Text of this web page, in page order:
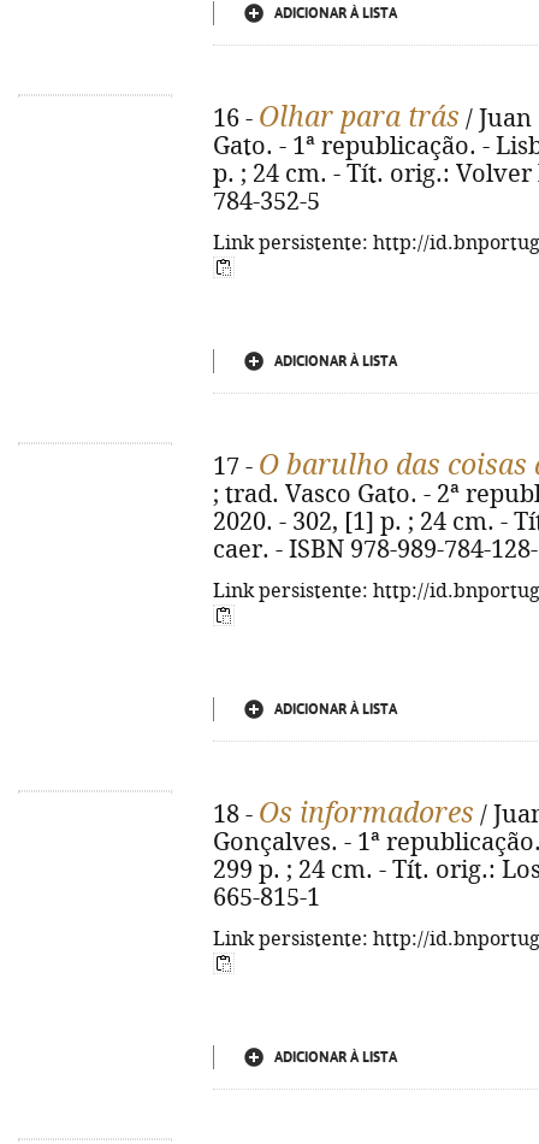
ADICIONAR À LISTA
16 - Olhar para trás / Juan
Gato. - 1ª republicação. -
p. ; 24 cm. - Tít. orig.: Volver
784-352-5
Link persistente: http://
ADICIONAR À LISTA
17 - O barulho das coisas
; trad. Vasco Gato. - 2ª
2020. - 302, [1] p. ; 24 cm. -
caer. - ISBN 978-989-784-
Link persistente: http://
ADICIONAR À LISTA
18 - Os informadores /
Gonçalves. - 1ª
299 p. ; 24 cm. - Tít. orig.:
665-815-1
Link persistente: http://
ADICIONAR À LISTA